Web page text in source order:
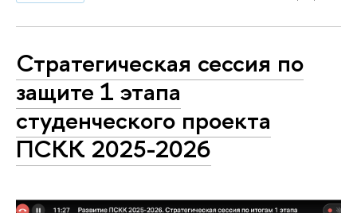
Стратегическая сессия по
защите 1 этапа
студенческого проекта
ПСКК 2025-2026